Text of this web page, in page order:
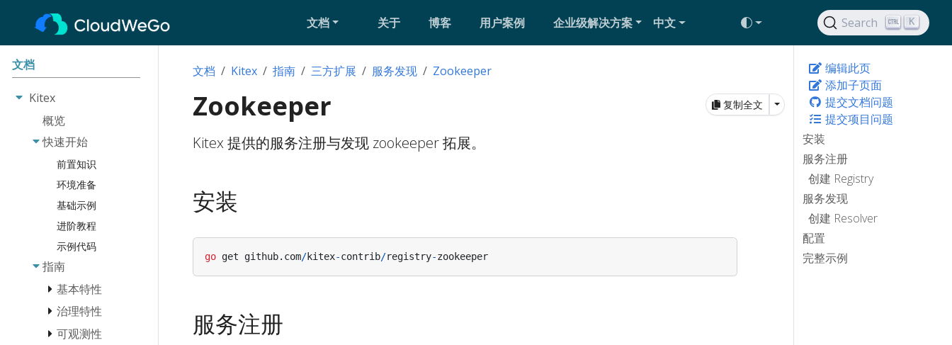
文档 关于 博客 用户案例 企业级解决方案 中文 Search K
文档
Kitex
概览
快速开始
前置知识
环境准备
基础示例
进阶教程
示例代码
指南
基本特性
消息类型
StreamX
治理特性
负载均衡
可观测性
编辑此页
添加子页面
提交文档问题
提交项目问题
安装
服务注册
创建 Registry
服务发现
创建 Resolver
配置
完整示例
文档 Kitex 指南 三方扩展 服务发现 Zookeeper
复制全文 Toggle Dropdown
Zookeeper
Kitex 提供的服务注册与发现 zookeeper 拓展。
安装
go get github. com/kitex-contrib/registry-zookeeper
服务注册